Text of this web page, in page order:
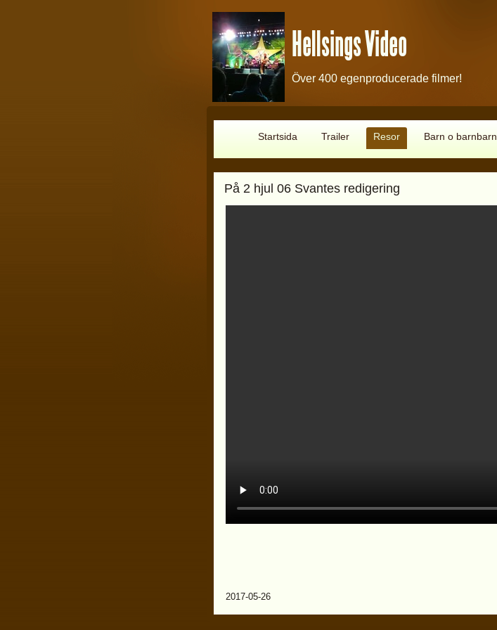
Hellsings Video
Över 400 egenproducerade filmer!
Startsida Trailer Resor Barn o barnbarn
På 2 hjul 06 Svantes redigering
2017-05-26